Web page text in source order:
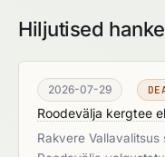
Hiljutised
2026-07-29
Roodevälja kergtee
Rakvere